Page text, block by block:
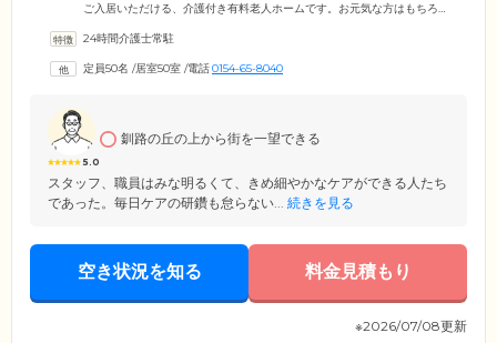
ご入居いただける、介護付き有料老人ホームです。お元気な方はもちろ
過ごしいただける居住環境を整備。介護スタッフが24時間365日常駐の、
なった場合でも、ご入居者様お一人おひとりに最適なケアサービスを受
24時間介護士常駐
定員50名 /居室50室 /電話0154-65-8040
5.0
釧路の丘の上から街を一望できる
スタッフ、職員はみな明るくて、きめ細やかなケアができる人たち
であった。毎日ケアの研鑽も怠らない... 続きを見る
空き状況を知る 料金見積もり
※2026/07/08更新